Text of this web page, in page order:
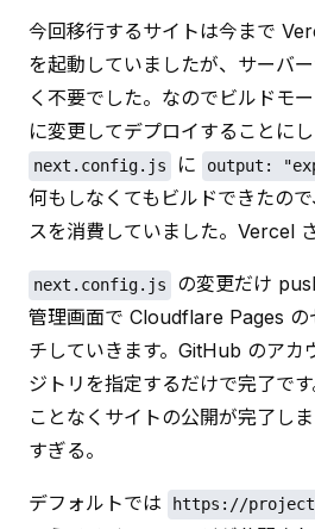
今回移行するサイトは今まで
を起動していましたが、サーバ
く不要でした。なのでビルドモ
に変更してデプロイすることにし
next.config.js に output:
何もしなくてもビルドできたの
スを消費していました。Vercel
next.config.js
の変更だけ
管理画面で Cloudflare Pages の
チしていきます。GitHub のアカ
ジトリを指定するだけで完了で
ことなくサイトの公開が完了し
すぎる。
デフォルトでは https://project-